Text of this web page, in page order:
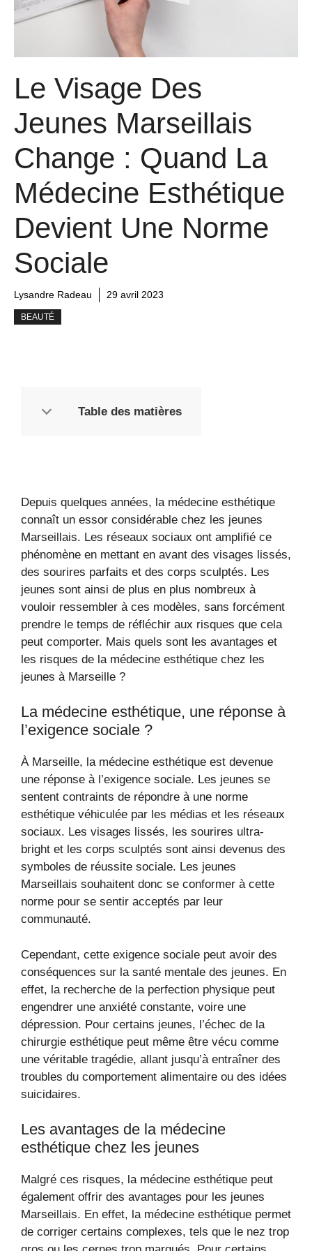
Le Visage Des
Jeunes Marseillais
Change : Quand La
Médecine Esthétique
Devient Une Norme
Sociale
Lysandre Radeau 29 avril 2023
BEAUTÉ
Table des matières
Depuis quelques années, la médecine esthétique
connaît un essor considérable chez les jeunes
Marseillais. Les réseaux sociaux ont amplifié ce
phénomène en mettant en avant des visages lissés,
des sourires parfaits et des corps sculptés. Les
jeunes sont ainsi de plus en plus nombreux à
vouloir ressembler à ces modèles, sans forcément
prendre le temps de réfléchir aux risques que cela
peut comporter. Mais quels sont les avantages et
les risques de la médecine esthétique chez les
jeunes à Marseille ?
La médecine esthétique, une réponse à
l’exigence sociale ?
À Marseille, la médecine esthétique est devenue
une réponse à l’exigence sociale. Les jeunes se
sentent contraints de répondre à une norme
esthétique véhiculée par les médias et les réseaux
sociaux. Les visages lissés, les sourires ultra-
bright et les corps sculptés sont ainsi devenus des
symboles de réussite sociale. Les jeunes
Marseillais souhaitent donc se conformer à cette
norme pour se sentir acceptés par leur
communauté.
Cependant, cette exigence sociale peut avoir des
conséquences sur la santé mentale des jeunes. En
effet, la recherche de la perfection physique peut
engendrer une anxiété constante, voire une
dépression. Pour certains jeunes, l’échec de la
chirurgie esthétique peut même être vécu comme
une véritable tragédie, allant jusqu’à entraîner des
troubles du comportement alimentaire ou des idées
suicidaires.
Les avantages de la médecine
esthétique chez les jeunes
Malgré ces risques, la médecine esthétique peut
également offrir des avantages pour les jeunes
Marseillais. En effet, la médecine esthétique permet
de corriger certains complexes, tels que le nez trop